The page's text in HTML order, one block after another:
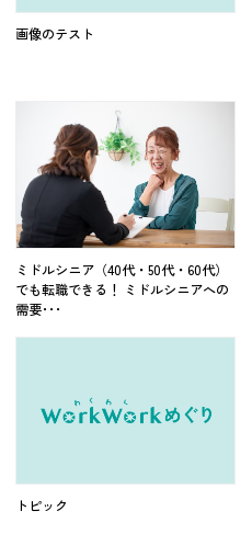
画像のテスト
ミドルシニア（40代・50代・60代）
でも転職できる！ ミドルシニアへの
需要･･･
トピック